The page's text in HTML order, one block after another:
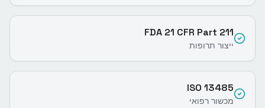
FDA 21 CFR Part 211
ייצור תרופות
ISO 13485
מכשור רפואי